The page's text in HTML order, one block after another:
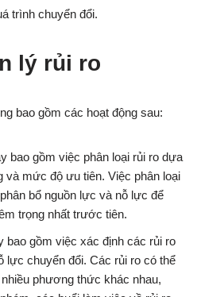
trình chuyển đổi.
lý rủi ro
bao gồm các hoạt động sau:
bao gồm việc phân loại rủi ro dựa
và mức độ ưu tiên. Việc phân loại
bổ nguồn lực và nỗ lực để
trọng nhất trước tiên.
bao gồm việc xác định các rủi ro
lực chuyển đổi. Các rủi ro có thể
phương thức khác nhau,